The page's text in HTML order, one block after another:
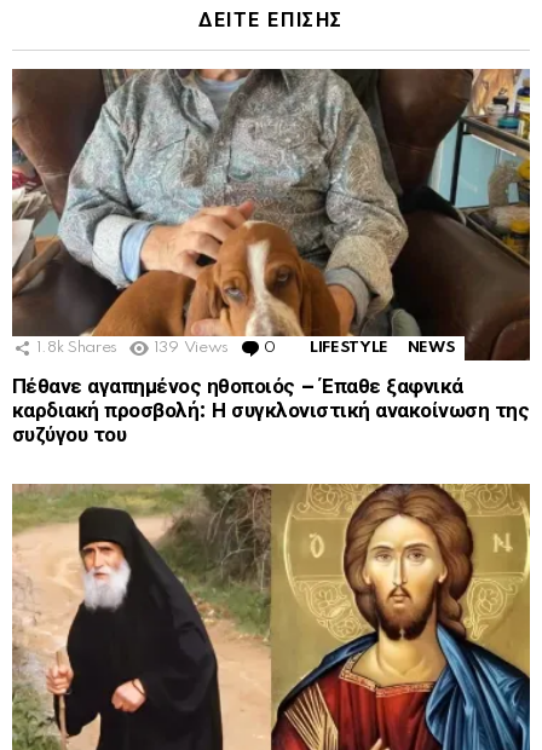
ΔΕΙΤΕ ΕΠΙΣΗΣ
1.8k Shares 139 Views 0 Comments
LIFESTYLE NEWS
Πέθανε αγαπημένος ηθοποιός – Έπαθε ξαφνικά
καρδιακή προσβολή: Η συγκλονιστική ανακοίνωση της
συζύγου του